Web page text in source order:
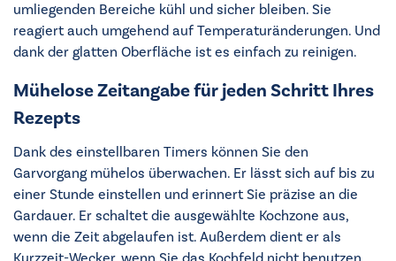
umliegenden Bereiche kühl und sicher bleiben. Sie
reagiert auch umgehend auf Temperaturänderungen. Und
dank der glatten Oberfläche ist es einfach zu reinigen.
Mühelose Zeitangabe für jeden Schritt Ihres
Rezepts
Dank des einstellbaren Timers können Sie den
Garvorgang mühelos überwachen. Er lässt sich auf bis zu
einer Stunde einstellen und erinnert Sie präzise an die
Gardauer. Er schaltet die ausgewählte Kochzone aus,
wenn die Zeit abgelaufen ist. Außerdem dient er als